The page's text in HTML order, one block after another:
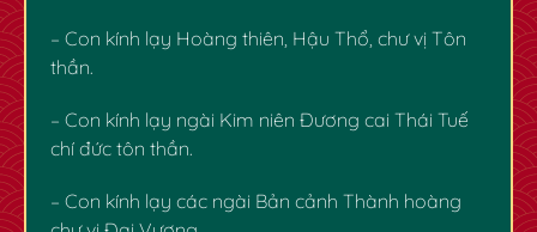
– Con kính lạy Hoàng thiên, Hậu Thổ, chư vị Tôn
thần.
– Con kính lạy ngài Kim niên Đương cai Thái Tuế
chí đức tôn thần.
– Con kính lạy các ngài Bản cảnh Thành hoàng